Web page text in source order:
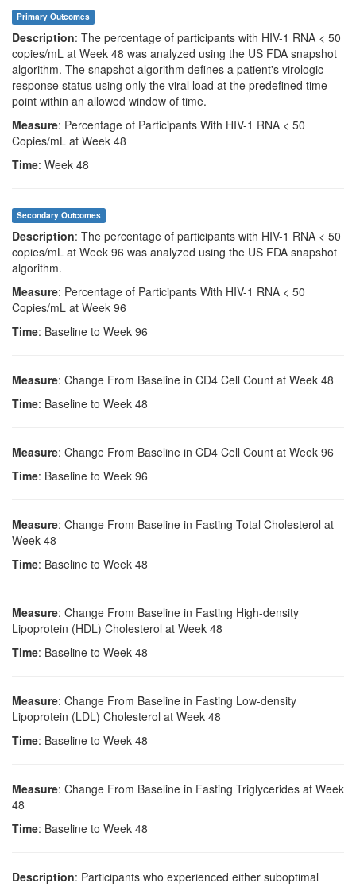
Primary Outcomes
Description: The percentage of participants with HIV-1 RNA < 50
copies/mL at Week 48 was analyzed using the US FDA snapshot
algorithm. The snapshot algorithm defines a patient's virologic
response status using only the viral load at the predefined time
point within an allowed window of time.
Measure: Percentage of Participants With HIV-1 RNA < 50
Copies/mL at Week 48
Time: Week 48
Secondary Outcomes
Description: The percentage of participants with HIV-1 RNA < 50
copies/mL at Week 96 was analyzed using the US FDA snapshot
algorithm.
Measure: Percentage of Participants With HIV-1 RNA < 50
Copies/mL at Week 96
Time: Baseline to Week 96
Measure: Change From Baseline in CD4 Cell Count at Week 48
Time: Baseline to Week 48
Measure: Change From Baseline in CD4 Cell Count at Week 96
Time: Baseline to Week 96
Measure: Change From Baseline in Fasting Total Cholesterol at
Week 48
Time: Baseline to Week 48
Measure: Change From Baseline in Fasting High-density
Lipoprotein (HDL) Cholesterol at Week 48
Time: Baseline to Week 48
Measure: Change From Baseline in Fasting Low-density
Lipoprotein (LDL) Cholesterol at Week 48
Time: Baseline to Week 48
Measure: Change From Baseline in Fasting Triglycerides at Week
48
Time: Baseline to Week 48
Description: Participants who experienced either suboptimal